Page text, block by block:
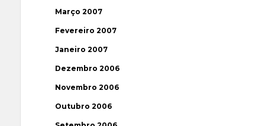
Março 2007
Fevereiro 2007
Janeiro 2007
Dezembro 2006
Novembro 2006
Outubro 2006